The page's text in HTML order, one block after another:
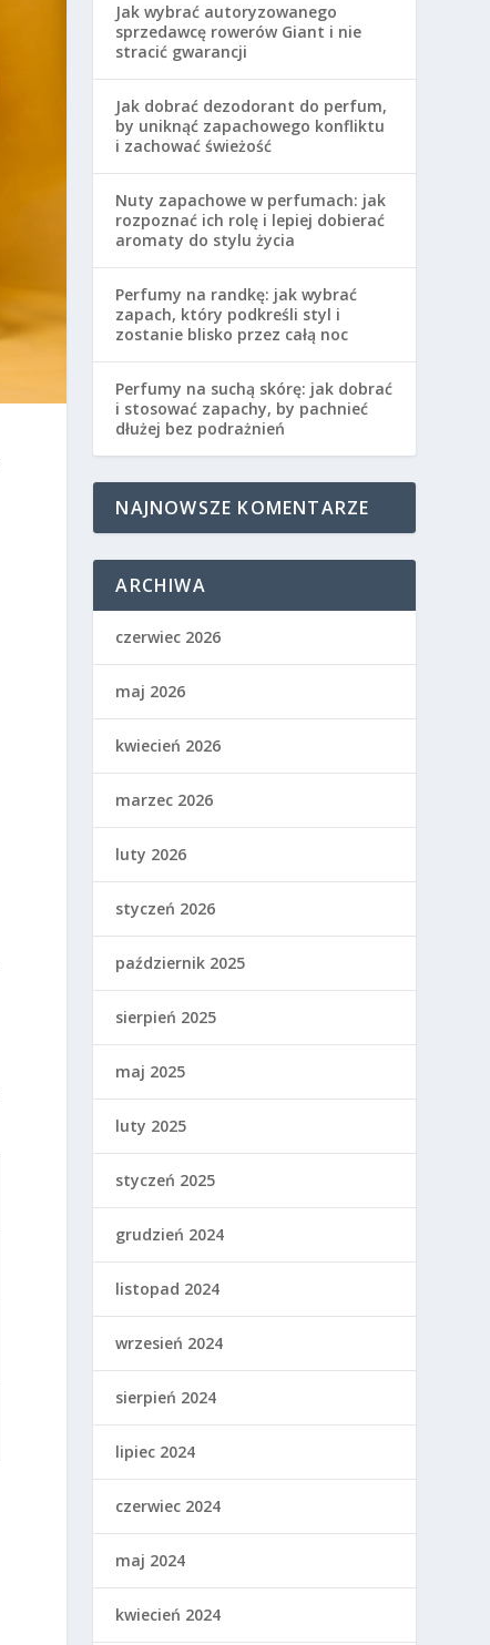
Jak wybrać autoryzowanego
sprzedawcę rowerów Giant i nie
stracić gwarancji
Jak dobrać dezodorant do perfum,
by uniknąć zapachowego konfliktu
i zachować świeżość
Nuty zapachowe w perfumach: jak
rozpoznać ich rolę i lepiej dobierać
aromaty do stylu życia
Perfumy na randkę: jak wybrać
zapach, który podkreśli styl i
zostanie blisko przez całą noc
Perfumy na suchą skórę: jak dobrać
i stosować zapachy, by pachnieć
dłużej bez podrażnień
NAJNOWSZE KOMENTARZE
ARCHIWA
czerwiec 2026
maj 2026
kwiecień 2026
marzec 2026
luty 2026
styczeń 2026
październik 2025
sierpień 2025
maj 2025
luty 2025
styczeń 2025
grudzień 2024
listopad 2024
wrzesień 2024
sierpień 2024
lipiec 2024
czerwiec 2024
maj 2024
kwiecień 2024